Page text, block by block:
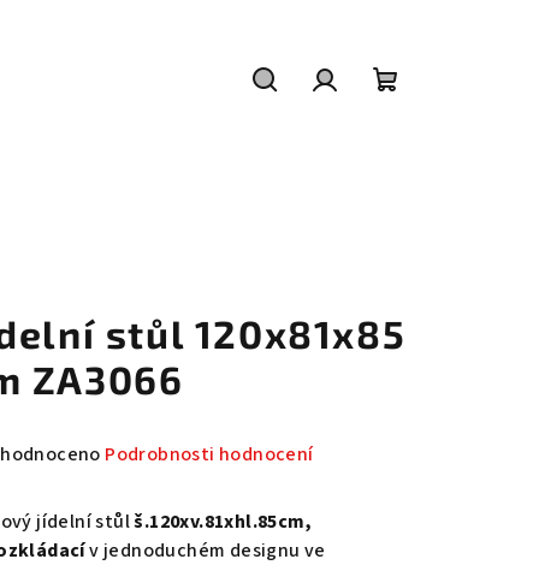
stůl 120x81x85
ZA3066
Podrobnosti hodnocení
jídelní stůlš.120xv.81xhl.85cm,
v jednoduchém designu ve